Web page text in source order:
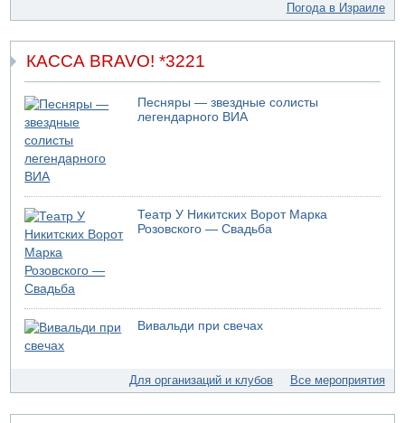
Погода в Израиле
КАССА BRAVO! *3221
Песняры — звездные солисты
легендарного ВИА
Театр У Никитских Ворот Марка
Розовского — Свадьба
Вивальди при свечах
Для организаций и клубов Все мероприятия